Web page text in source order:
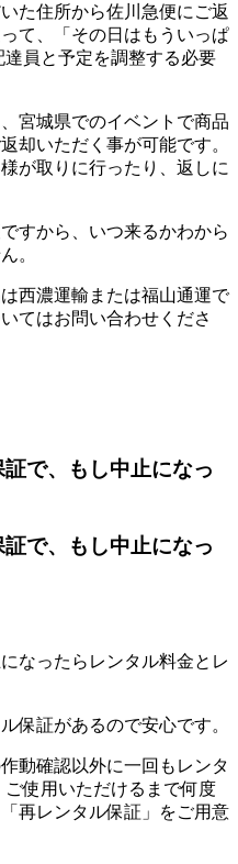
た住所から佐川急便にご返
て、「その日はもういっぱ
達員と予定を調整する必要
宮城県でのイベントで商品
却いただく事が可能です。
が取りに行ったり、返しに
すから、 いつ来るかわから
。
西濃運輸または福山通運で
てはお問い合わせくださ
証で、もし中止になっ
証で、もし中止になっ
なったらレンタル料金とレ
保証があるので安心です。
動確認以外に一回もレンタ
ご使用いただけるまで何度
再レンタル保証」をご用意